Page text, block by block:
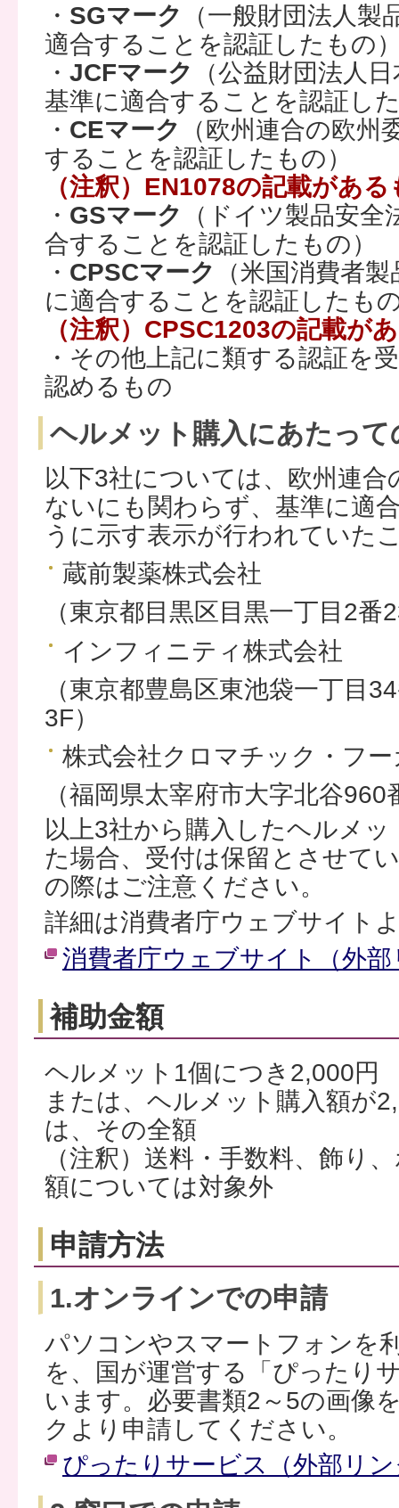
・ SGマーク
（一般財団法人
適合することを認証したもの
・ JCFマーク
（公益財団法人
基準に適合することを認証し
・ CEマーク
（欧州連合の欧州
することを認証したもの）
（注釈）EN1078の記載があ
・ GSマーク
（ドイツ製品安
合することを認証したもの）
・ CPSCマーク
（米国消費者
に適合することを認証したも
（注釈）CPSC1203の記載が
・その他上記に類する認証を
認めるもの
ヘルメット購入にあたって
以下3社については、欧州連
ないにも関わらず、基準に適
うに示す表示が行われていた
蔵前製薬株式会社
（東京都目黒区目黒一丁目2番
インフィニティ株式会社
（東京都豊島区東池袋一丁目
3F）
株式会社クロマチック・フー
（福岡県太宰府市大字北谷960
以上3社から購入したヘルメ
た場合、受付は保留とさせて
の際はご注意ください。
詳細は消費者庁ウェブサイト
消費者庁ウェブサイト（外
補助金額
ヘルメット1個につき2,000円
または、ヘルメット購入額が
は、その全額
（注釈）送料・手数料、飾り
額については対象外
申請方法
1.オンラインでの申請
パソコンやスマートフォンを
を、国が運営する「ぴったり
います。必要書類2～5の画像
クより申請してください。
ぴったりサービス（外部リ